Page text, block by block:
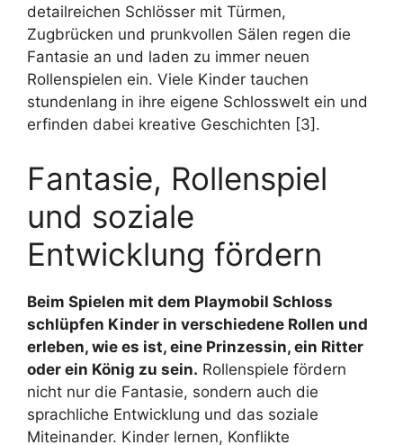
detailreichen Schlösser mit Türmen,
Zugbrücken und prunkvollen Sälen regen die
Fantasie an und laden zu immer neuen
Rollenspielen ein. Viele Kinder tauchen
stundenlang in ihre eigene Schlosswelt ein und
erfinden dabei kreative Geschichten [3].
Fantasie, Rollenspiel
und soziale
Entwicklung fördern
Beim Spielen mit dem Playmobil Schloss
schlüpfen Kinder in verschiedene Rollen und
erleben, wie es ist, eine Prinzessin, ein Ritter
oder ein König zu sein. Rollenspiele fördern
nicht nur die Fantasie, sondern auch die
sprachliche Entwicklung und das soziale
Miteinander. Kinder lernen, Konflikte